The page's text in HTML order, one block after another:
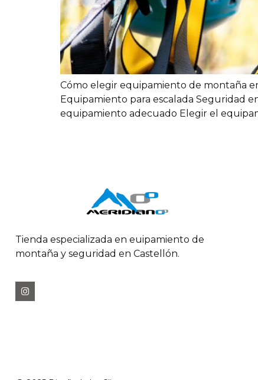
Cómo elegir equipamiento de montaña
Equipamiento para escalada Seguridad
equipamiento adecuado Elegir el
Tienda especializada en euipamiento de
montaña y seguridad en Castellón.